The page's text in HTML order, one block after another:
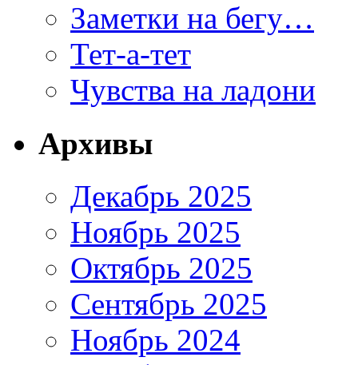
Заметки на бегу…
Тет-а-тет
Чувства на ладони
Архивы
Декабрь 2025
Ноябрь 2025
Октябрь 2025
Сентябрь 2025
Ноябрь 2024